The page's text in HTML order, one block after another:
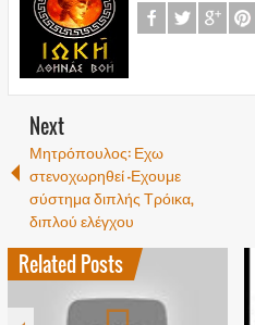
Next
Μητρόπουλος: Εχω
στενοχωρηθεί -Εχουμε
σύστημα διπλής Τρόικα,
διπλού ελέγχου
Related Posts